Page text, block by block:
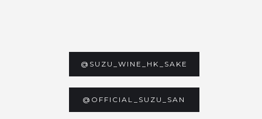
@SUZU_WINE_HK_SAKE
@OFFICIAL_SUZU_SAN